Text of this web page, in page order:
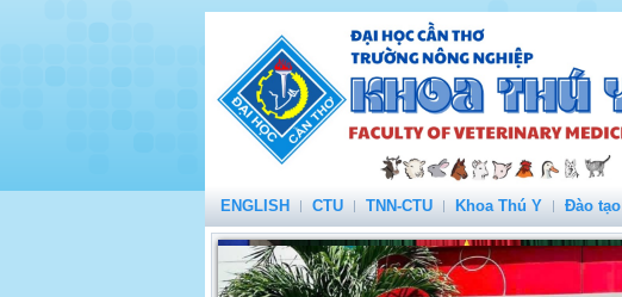
ENGLISH CTU TNN-CTU Khoa Thú Y Đào tạo